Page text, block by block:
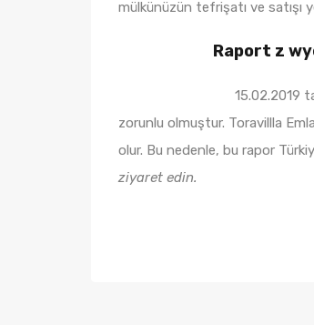
mülkünüzün tefrişatı ve satışı
Raport z
15.02.2019
zorunlu olmuştur. Toravillla
olur. Bu nedenle, bu rapor
ziyaret edin.